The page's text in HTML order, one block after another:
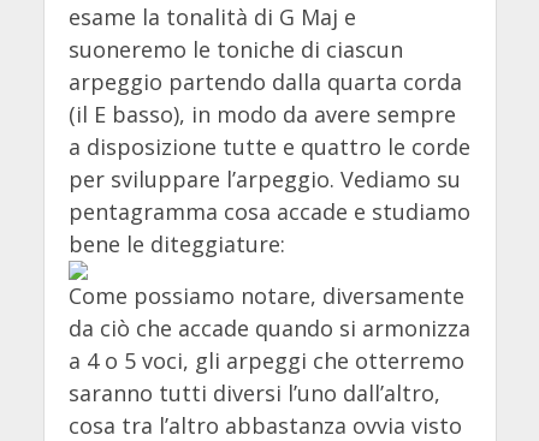
esame la tonalità di G Maj e
suoneremo le toniche di ciascun
arpeggio partendo dalla quarta corda
(il E basso), in modo da avere sempre
a disposizione tutte e quattro le corde
per sviluppare l’arpeggio. Vediamo su
pentagramma cosa accade e studiamo
bene le diteggiature:
Come possiamo notare, diversamente
da ciò che accade quando si armonizza
a 4 o 5 voci, gli arpeggi che otterremo
saranno tutti diversi l’uno dall’altro,
cosa tra l’altro abbastanza ovvia visto